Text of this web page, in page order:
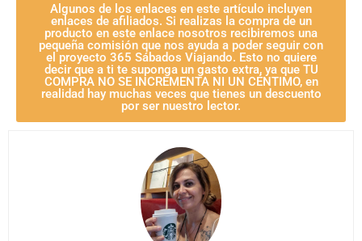
Algunos de los enlaces en este artículo incluyen
enlaces de afiliados. Si realizas la compra de un
producto en este enlace nosotros recibiremos una
pequeña comisión que nos ayuda a poder seguir con
el proyecto 365 Sábados Viajando. Esto no quiere
decir que a ti te suponga un gasto extra, ya que TU
COMPRA NO SE INCREMENTA NI UN CÉNTIMO, en
realidad hay muchas veces que tienes un descuento
por ser nuestro lector.